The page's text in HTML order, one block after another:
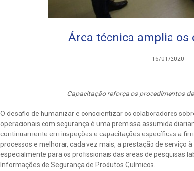
Área técnica amplia os
16/01/2020
Capacitação reforça os procedimentos
O desafio de humanizar e conscientizar os colaboradores
operacionais com segurança é uma premissa assumida
continuamente em inspeções e capacitações específicas a
processos e melhorar, cada vez mais, a prestação de serviço
especialmente para os profissionais das áreas de pesquisas
Informações de Segurança de Produtos Químicos.